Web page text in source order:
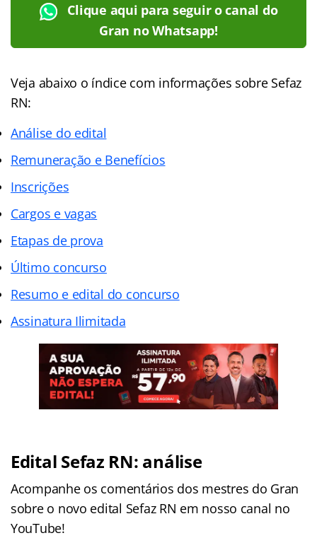
Clique aqui para seguir o canal do
Gran no Whatsapp!
Veja abaixo o índicecom informações sobre Sefaz
RN:
Análise do edital
Remuneração e Benefícios
Inscrições
Cargos e vagas
Etapas de prova
Último concurso
Resumo e edital do concurso
Assinatura Ilimitada
Edital Sefaz RN: análise
Acompanhe os comentários dos mestres do Gran
sobre o novo edital Sefaz RN em nosso canal no
YouTube!